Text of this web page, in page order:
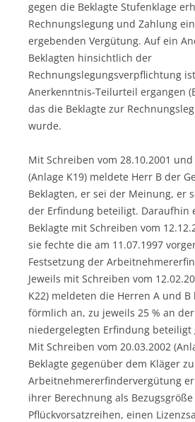
gegen die Beklagte Stufenklage
Rechnungslegung und Zahlung
ergebenden Vergütung. Auf ein
Beklagten hinsichtlich der
Rechnungslegungsverpflichtung
Anerkenntnis-Teilurteil ergangen
das die Beklagte zur
wurde.
Mit Schreiben vom 28.10.2001 und
(Anlage K19) meldete Herr B der
Beklagten, er sei der Meinung, er
der Erfindung beteiligt. Daraufhin
Beklagte mit Schreiben vom
sie fechte die am 11.07.1997
Festsetzung der
Jeweils mit Schreiben vom
K22) meldeten die Herren A und B
förmlich an, zu jeweils 25 % an
niedergelegten Erfindung beteiligt
Mit Schreiben vom 20.03.2002
Beklagte gegenüber dem Kläger
Arbeitnehmererfindervergütung
ihrer Berechnung als
Pflückvorsatzreihen, einen